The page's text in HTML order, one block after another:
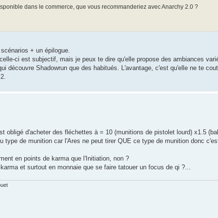
dans le commerce, que vous recommanderiez avec Anarchy 2.0 ?
+ un épilogue.
ci est subjectif, mais je peux te dire qu'elle propose des ambiances
découvre Shadowrun que des habitués. L'avantage, c'est qu'elle ne te
d'acheter des fléchettes à = 10 (munitions de pistolet lourd) x1.5
de munition car l'Ares ne peut tirer QUE ce type de munition donc
en points de karma que l'Initiation, non ?
et surtout en monnaie que se faire tatouer un focus de qi ?...